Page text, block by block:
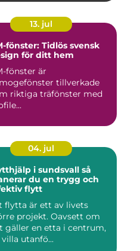
13. jul
fönster: Tidlös svensk
för ditt hem
fönster är
tillverkade
riktiga träfönster med
04. jul
i sundsvall så
du en trygg och
flytt
flytta är ett av livets
projekt. Oavsett om
gäller en etta i centrum,
villa utanfö...